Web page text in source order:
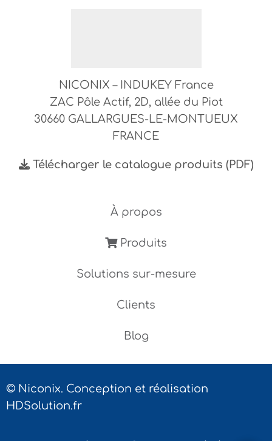
NICONIX – INDUKEY France
ZAC Pôle Actif, 2D, allée du Piot
30660 GALLARGUES-LE-MONTUEUX
FRANCE
Télécharger le catalogue produits (PDF)
À propos
Produits
Solutions sur-mesure
Clients
Blog
© Niconix. Conception et réalisation
HDSolution.fr